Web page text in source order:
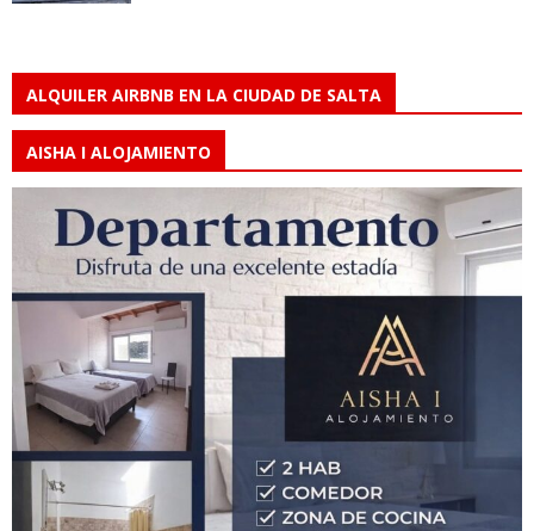
ALQUILER AIRBNB EN LA CIUDAD DE SALTA
AISHA I ALOJAMIENTO